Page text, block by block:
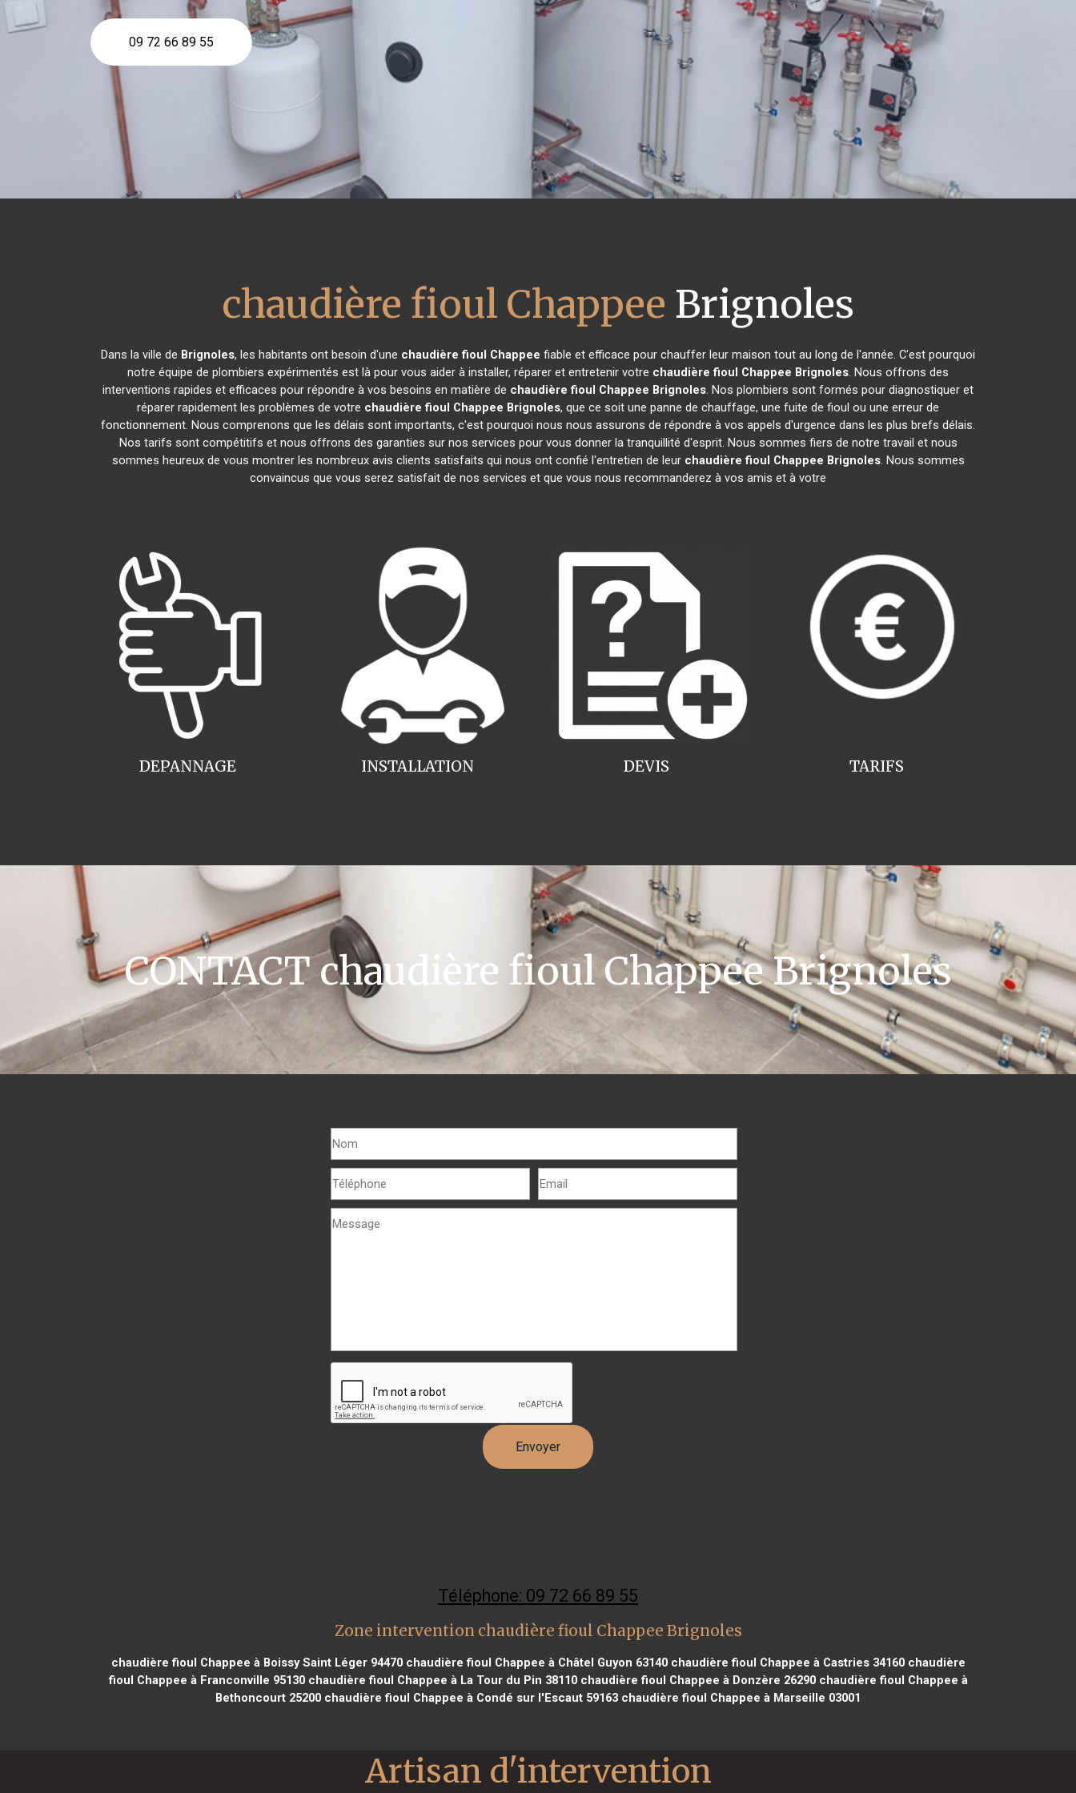
09 72 66 89 55
chaudière fioul Chappee Brignoles
Dans la ville de Brignoles, les habitants ont besoin d'une chaudière fioul Chappee fiable et efficace pour chauffer leur maison tout au long de l'année. C'est pourquoi
notre équipe de plombiers expérimentés est là pour vous aider à installer, réparer et entretenir votre chaudière fioul Chappee Brignoles. Nous offrons des
interventions rapides et efficaces pour répondre à vos besoins en matière de chaudière fioul Chappee Brignoles. Nos plombiers sont formés pour diagnostiquer et
réparer rapidement les problèmes de votre chaudière fioul Chappee Brignoles, que ce soit une panne de chauffage, une fuite de fioul ou une erreur de
fonctionnement. Nous comprenons que les délais sont importants, c'est pourquoi nous nous assurons de répondre à vos appels d'urgence dans les plus brefs délais.
Nos tarifs sont compétitifs et nous offrons des garanties sur nos services pour vous donner la tranquillité d'esprit. Nous sommes fiers de notre travail et nous
sommes heureux de vous montrer les nombreux avis clients satisfaits qui nous ont confié l'entretien de leur chaudière fioul Chappee Brignoles. Nous sommes
convaincus que vous serez satisfait de nos services et que vous nous recommanderez à vos amis et à votre
INSTALLATION
DEPANNAGE TARIFS
DEVIS
CONTACT chaudière fioul Chappee Brignoles
Téléphone: 09 72 66 89 55
Zone intervention chaudière fioul Chappee Brignoles
chaudière fioul Chappee à Boissy Saint Léger 94470chaudière fioul Chappee à Châtel Guyon 63140chaudière fioul Chappee à Castries 34160chaudière
fioul Chappee à Franconville 95130chaudière fioul Chappee à La Tour du Pin 38110chaudière fioul Chappee à Donzère 26290chaudière fioul Chappee à
Bethoncourt 25200 chaudière fioul Chappee à Condé sur l'Escaut 59163 chaudière fioul Chappee à Marseille 03001
Artisan d'intervention